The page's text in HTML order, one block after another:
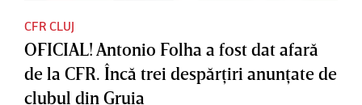
CFR CLUJ
OFICIAL! Antonio Folha a fost dat afară
de la CFR. Încă trei despărţiri anunţate de
clubul din Gruia